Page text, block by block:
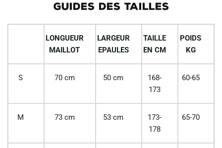
GUIDES DES TAILLES
LONGUEUR
MAILLOT
LARGEUR
EPAULES
TAILLE
EN CM
POIDS
KG
S 70 cm 50 cm
168-
173
60-65
M 73 cm 53 cm
173-
178
65-70